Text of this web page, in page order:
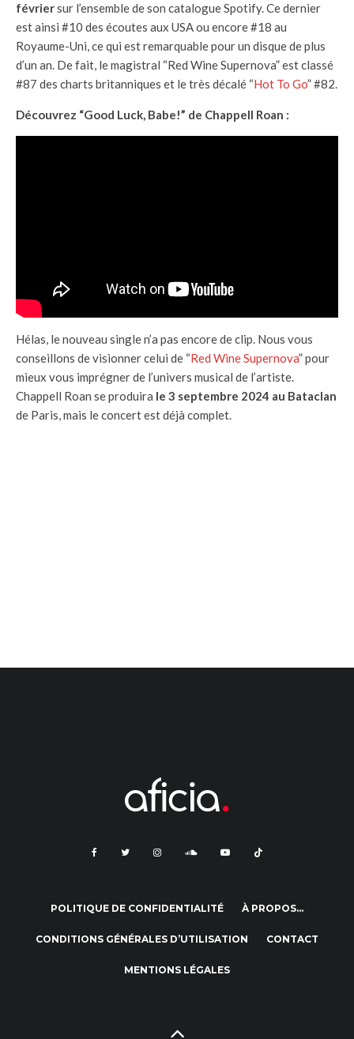
févriersur l’ensemble de son catalogue Spotify. Ce dernier
est ainsi #10 des écoutes aux USA ou encore #18 au
Royaume-Uni, ce qui est remarquable pour un disque de plus
d’un an. De fait, le magistral “Red Wine Supernova” est classé
#87 des charts britanniques et le très décalé “Hot To Go” #82.
Découvrez “Good Luck, Babe!” de Chappell Roan :
Hélas, le nouveau single n’a pas encore de clip. Nous vous
conseillons de visionner celui de “Red Wine Supernova” pour
mieux vous imprégner de l’univers musical de l’artiste.
Chappell Roan se produira le 3 septembre 2024 au Bataclan
de Paris, mais le concert est déjà complet.
POLITIQUE DE CONFIDENTIALITÉ À PROPOS…
CONDITIONS GÉNÉRALES D’UTILISATION CONTACT
MENTIONS LÉGALES